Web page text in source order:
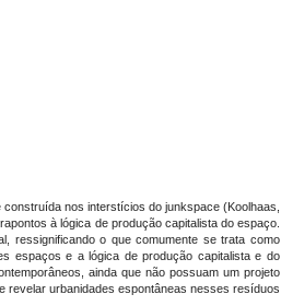
construída nos interstícios do junkspace(Koolhaas,
à lógica de produção capitalista do espaço.
ressignificando o que comumente se trata como
espaços e a lógica de produção capitalista e do
ainda que não possuam um projeto
revelar urbanidades espontâneas nesses resíduos